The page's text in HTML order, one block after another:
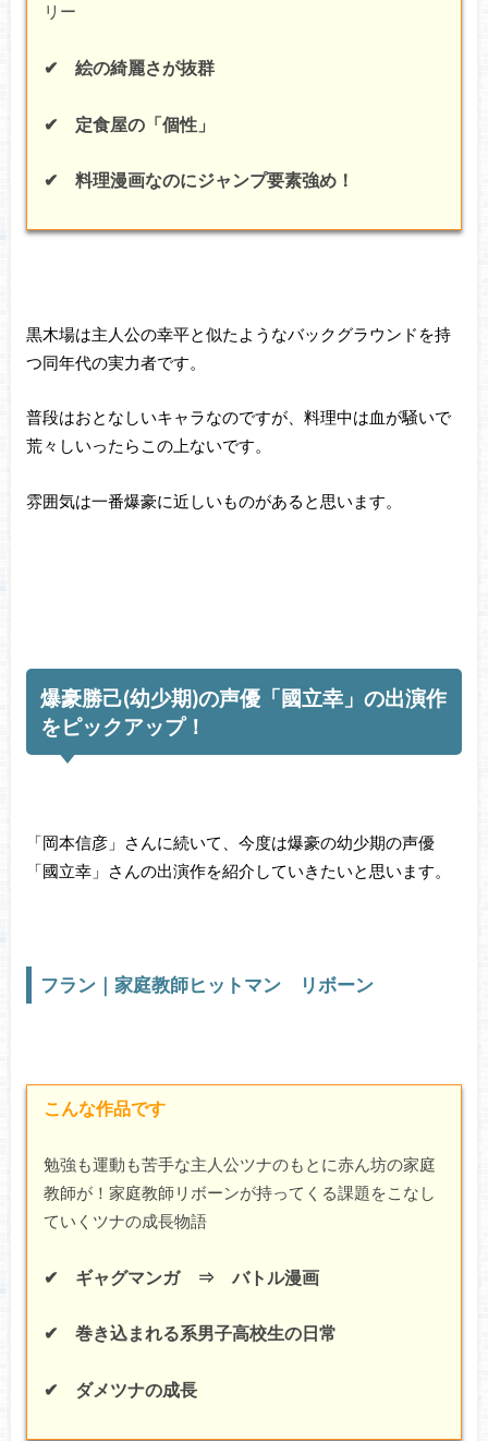
リー
✔ 絵の綺麗さが抜群
✔ 定食屋の「個性」
✔ 料理漫画なのにジャンプ要素強め！
黒木場は主人公の幸平と似たようなバックグラウンドを持
つ同年代の実力者です。
普段はおとなしいキャラなのですが、料理中は血が騒いで
荒々しいったらこの上ないです。
雰囲気は一番爆豪に近しいものがあると思います。
爆豪勝己(幼少期)の声優「國立幸」の出演作
をピックアップ！
「岡本信彦」さんに続いて、今度は爆豪の幼少期の声優
「國立幸」さんの出演作を紹介していきたいと思います。
フラン｜家庭教師ヒットマン リボーン
こんな作品です
勉強も運動も苦手な主人公ツナのもとに赤ん坊の家庭
教師が！家庭教師リボーンが持ってくる課題をこなし
ていくツナの成長物語
✔ ギャグマンガ ⇒ バトル漫画
✔ 巻き込まれる系男子高校生の日常
✔ ダメツナの成長